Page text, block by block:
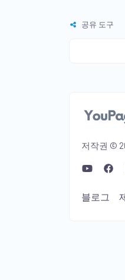
공유 도구
저작권 ©
블로그